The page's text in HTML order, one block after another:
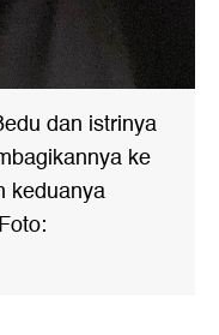
dan istrinya
ke
keduanya